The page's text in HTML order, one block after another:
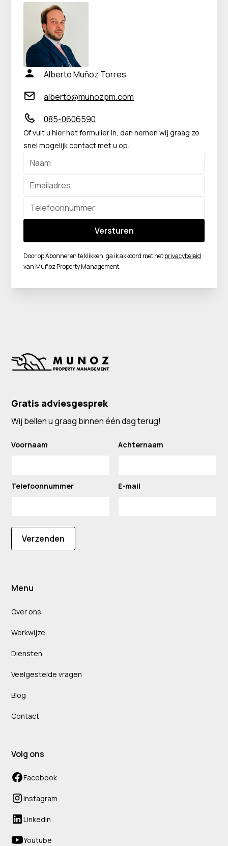
Alberto Muñoz Torres
alberto@munozpm.com
085-0606590
Of vult u hier het formulier in, dan nemen wij graag zo
snel mogelijk contact met u op.
Door op Abonneren te klikken, ga ik akkoord met hetprivacybeleid
van Muñoz Property Management.
Gratis adviesgesprek
Wij bellen u graag binnen één dag terug!
Voornaam Achternaam
Telefoonnummer E-mail
Verzenden
Menu
Over ons
Werkwijze
Diensten
Veelgestelde vragen
Blog
Contact
Volg ons
Facebook
Instagram
LinkedIn
Youtube